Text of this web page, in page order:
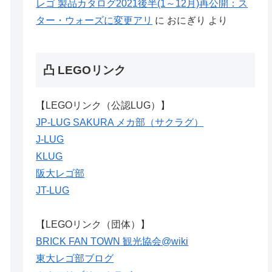
レゴ 製品カタログ2021後半(1～12月)再公開：ス
ター・ウォーズに変更アリ に おにぎり より
凸 LEGOリンク
【LEGOリンク（公認LUG）】
JP-LUG SAKURA メカ部（サクラグ）
J-LUG
KLUG
阪大レゴ部
JT-LUG
【LEGOリンク（団体）】
BRICK FAN TOWN 観光協会@wiki
東大レゴ部ブログ